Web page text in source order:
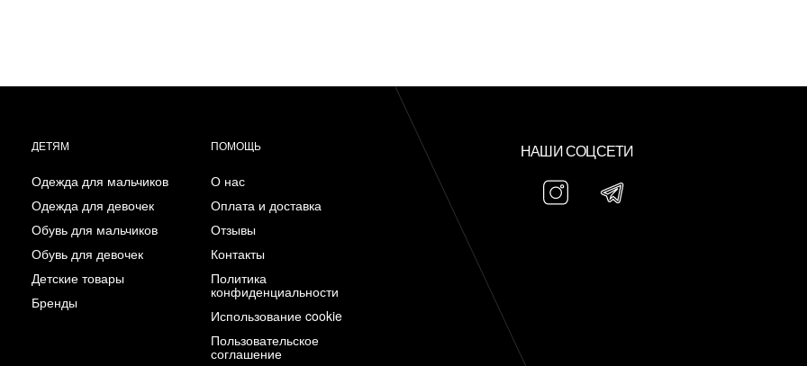
ДЕТЯМ
Одежда для мальчиков
Одежда для девочек
Обувь для мальчиков
Обувь для девочек
Детские товары
Бренды
ПОМОЩЬ
О нас
Оплата и доставка
Отзывы
Контакты
Политика
конфиденциальности
Использование cookie
Пользовательское
соглашение
НАШИ СОЦСЕТИ